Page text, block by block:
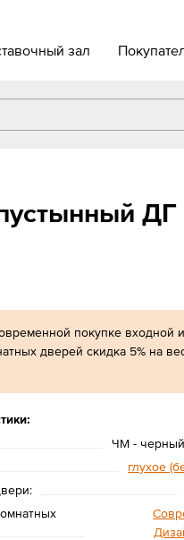
зал
покупке входной и
дверей скидка 5% на
ЧМ -
глухое